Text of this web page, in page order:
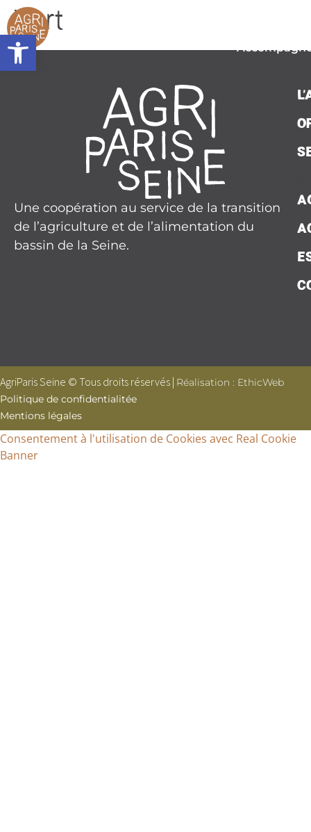
Ouvrir la barre d’outils
principal
Vert
Une coopération au service de la transition
de l’agriculture et de l’alimentation du
bassin de la Seine.
AgriParis Seine © Tous droits réservés | Réalisation : EthicWeb
Mentions légales
Politique de confidentialitée
Consentement à l'utilisation de Cookies avec Real Cookie
Banner